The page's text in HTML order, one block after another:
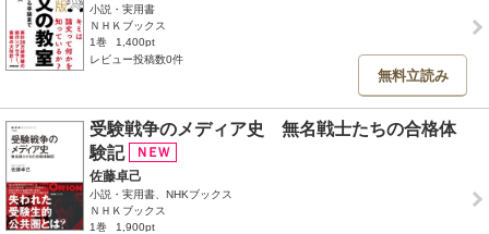
小説・実用書
ＮＨＫブックス
1巻
1,400pt
レビュー投稿数0件
無料立読み
受験戦争のメディア史 無名戦士たちの合格体
験記
佐藤卓己
小説・実用書、NHKブックス
ＮＨＫブックス
1巻
1,900pt